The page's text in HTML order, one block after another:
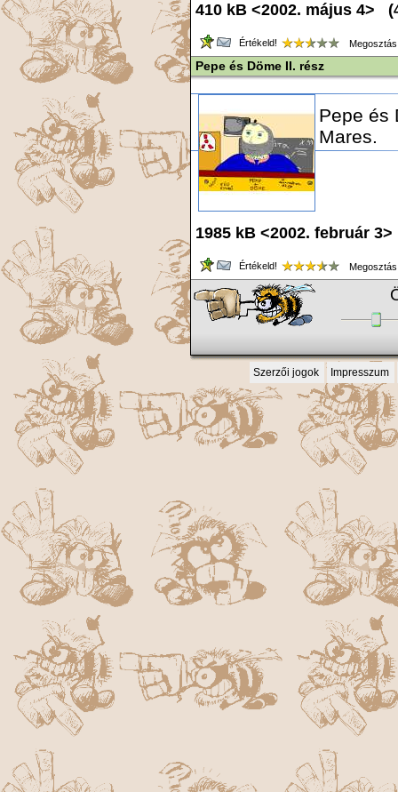
410 kB <2002. május 4> (
Értékeld!
Pepe és Döme II. rész
Pepe és
Mares.
1985 kB <2002. február
Értékeld!
Szerzői jogok Impresszum